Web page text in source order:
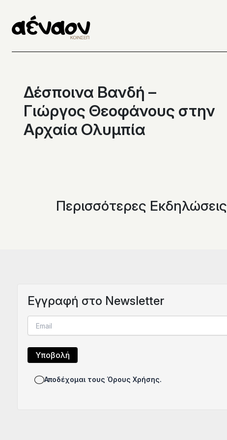
περιεχόμενο
Δέσποινα Βανδή –
Γιώργος Θεοφάνους στην
Αρχαία Ολυμπία
Περισσότερες Εκδηλώσεις
Eγγραφή στο Newsletter
Αποδέχομαι τους Όρους Χρήσης.